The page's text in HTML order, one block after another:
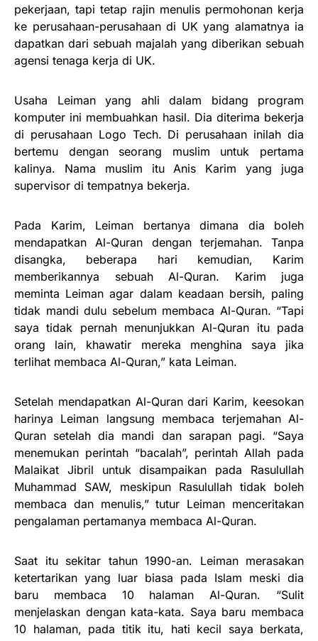
pekerjaan, tapi tetap rajin menulis permohonan kerja
ke perusahaan-perusahaan di UK yang alamatnya ia
dapatkan dari sebuah majalah yang diberikan sebuah
agensi tenaga kerja di UK.
Usaha Leiman yang ahli dalam bidang program
komputer ini membuahkan hasil. Dia diterima bekerja
di perusahaan Logo Tech. Di perusahaan inilah dia
bertemu dengan seorang muslim untuk pertama
kalinya. Nama muslim itu Anis Karim yang juga
supervisor di tempatnya bekerja.
Pada Karim, Leiman bertanya dimana dia boleh
mendapatkan Al-Quran dengan terjemahan. Tanpa
disangka, beberapa hari kemudian, Karim
memberikannya sebuah Al-Quran. Karim juga
meminta Leiman agar dalam keadaan bersih, paling
tidak mandi dulu sebelum membaca Al-Quran. “Tapi
saya tidak pernah menunjukkan Al-Quran itu pada
orang lain, khawatir mereka menghina saya jika
terlihat membaca Al-Quran,” kata Leiman.
Setelah mendapatkan Al-Quran dari Karim, keesokan
harinya Leiman langsung membaca terjemahan Al-
Quran setelah dia mandi dan sarapan pagi. “Saya
menemukan perintah “bacalah”, perintah Allah pada
Malaikat Jibril untuk disampaikan pada Rasulullah
Muhammad SAW, meskipun Rasulullah tidak boleh
membaca dan menulis,” tutur Leiman menceritakan
pengalaman pertamanya membaca Al-Quran.
Saat itu sekitar tahun 1990-an. Leiman merasakan
ketertarikan yang luar biasa pada Islam meski dia
baru membaca 10 halaman Al-Quran. “Sulit
menjelaskan dengan kata-kata. Saya baru membaca
10 halaman, pada titik itu, hati kecil saya berkata,